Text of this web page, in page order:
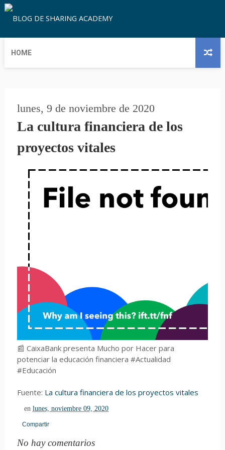
HOME
lunes, 9 de noviembre de 2020
La cultura financiera de los
proyectos vitales
📰 CaixaBank presenta Mucho por Hacer para
potenciar la educación financiera #Actualidad
#Educación
Fuente: La cultura financiera de los proyectos vitales
enlunes, noviembre 09, 2020
Compartir
No hay comentarios